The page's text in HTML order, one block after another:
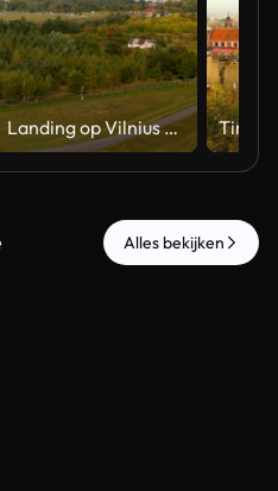
Landing op Vilnius Airport in Litouwen 2 clips
Alles bekijken